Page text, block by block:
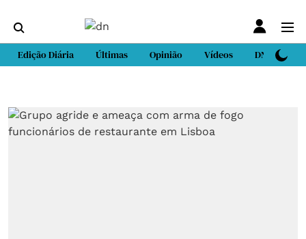
Edição Diária Últimas Opinião Vídeos DN Sport